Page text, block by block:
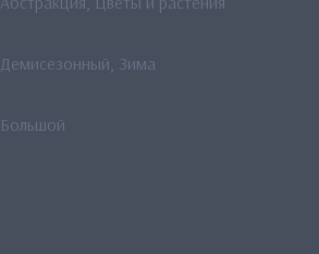
Демисезонный, Зима
Большой